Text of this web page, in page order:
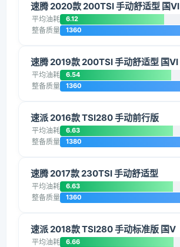
速腾 2020款 200TSI 手动舒适型 国VI
平均油耗 6.12
整备质量 1360
速腾 2019款 200TSI 手动舒适型 国VI
平均油耗 6.54
整备质量 1360
速派 2016款 TSI280 手动前行版
平均油耗 6.63
整备质量 1380
速腾 2017款 230TSI 手动舒适型
平均油耗 6.63
整备质量 1360
速派 2018款 TSI280 手动标准版 国V
平均油耗 6.66